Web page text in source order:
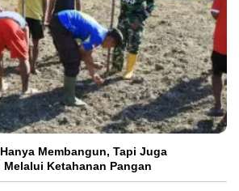
Membangun, Tapi Juga
Melalui Ketahanan Pangan